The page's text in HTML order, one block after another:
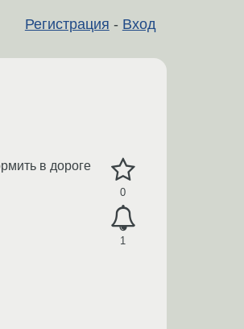
Регистрация - Вход
0
1
в дороге